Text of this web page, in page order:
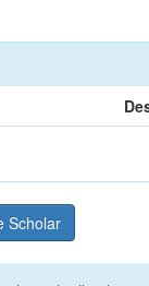
Scholar